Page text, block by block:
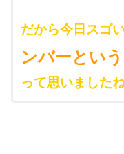
だから今日スゴ
ンバーとい
って思いましたね